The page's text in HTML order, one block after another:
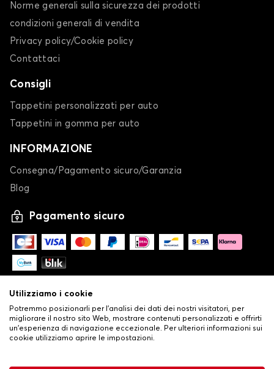
Norme generali sulla sicurezza dei prodotti
condizioni generali di vendita
Privacy policy/Cookie policy
Contattaci
Consigli
Tappetini personalizzati per auto
Tappetini in gomma per auto
INFORMAZIONE
Consegna/Pagamento sicuro/Garanzia
Blog
Pagamento sicuro
Utilizziamo i cookie
Potremmo posizionarli per l'analisi dei dati dei nostri visitatori, per
migliorare il nostro sito Web, mostrare contenuti personalizzati e offrirti
un'esperienza di navigazione eccezionale. Per ulteriori informazioni sui
cookie utilizziamo aprire le impostazioni.